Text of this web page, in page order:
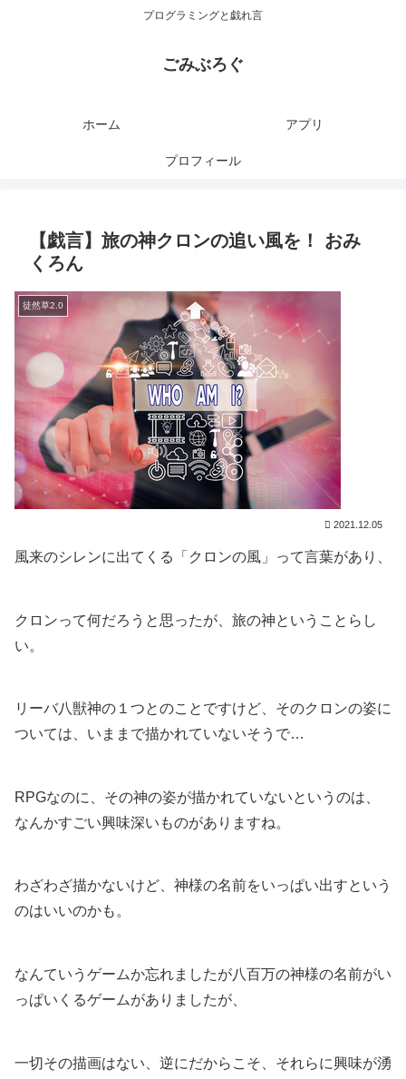
プログラミングと戯れ言
ごみぶろぐ
ホーム アプリ
プロフィール
【戯言】旅の神クロンの追い風を！ おみ
くろん
徒然草2.0
2021.12.05
風来のシレンに出てくる「クロンの風」って言葉があり、
クロンって何だろうと思ったが、旅の神ということらし
い。
リーバ八獣神の１つとのことですけど、そのクロンの姿に
ついては、いままで描かれていないそうで…
RPGなのに、その神の姿が描かれていないというのは、
なんかすごい興味深いものがありますね。
わざわざ描かないけど、神様の名前をいっぱい出すという
のはいいのかも。
なんていうゲームか忘れましたが八百万の神様の名前がい
っぱいくるゲームがありましたが、
一切その描画はない、逆にだからこそ、それらに興味が湧